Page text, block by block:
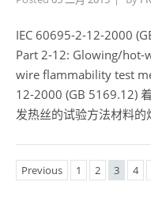
IEC 60695-2-12-2000
Part 2-12: Glowing/
wire flammability test
12-2000 (GB 5169.12)
发热丝的试验方法材料的
Previous 1 2 3 4